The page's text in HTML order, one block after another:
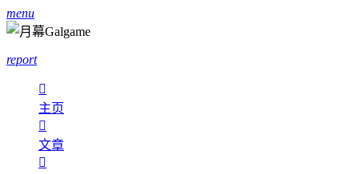
menu
report

主页

文章
